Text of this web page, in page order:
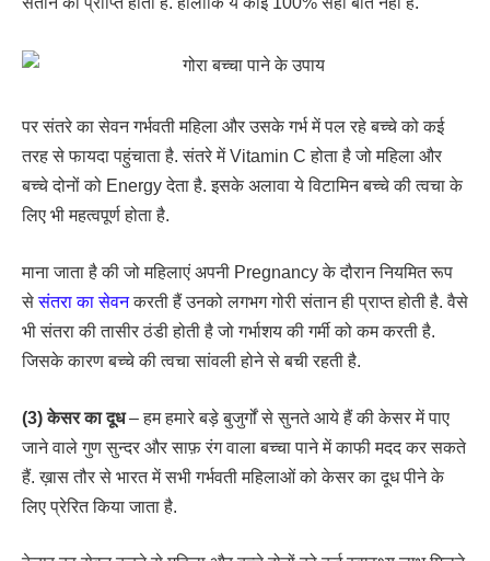
पर संतरे का सेवन गर्भवती महिला और उसके गर्भ में पल रहे बच्चे को कई
तरह से फायदा पहुंचाता है. संतरे में Vitamin C होता है जो महिला और
बच्चे दोनों को Energy देता है. इसके अलावा ये विटामिन बच्चे की त्वचा के
लिए भी महत्वपूर्ण होता है.
माना जाता है की जो महिलाएं अपनी Pregnancy के दौरान नियमित रूप
सेसंतरा का सेवनकरती हैं उनको लगभग गोरी संतान ही प्राप्त होती है. वैसे
भी संतरा की तासीर ठंडी होती है जो गर्भाशय की गर्मी को कम करती है.
जिसके कारण बच्चे की त्वचा सांवली होने से बची रहती है.
(3) केसर का दूध– हम हमारे बड़े बुजुर्गों से सुनते आये हैं की केसर में पाए
जाने वाले गुण सुन्दर और साफ़ रंग वाला बच्चा पाने में काफी मदद कर सकते
हैं. ख़ास तौर से भारत में सभी गर्भवती महिलाओं को केसर का दूध पीने के
लिए प्रेरित किया जाता है.